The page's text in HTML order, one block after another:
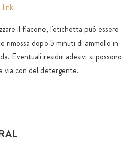
link
il flacone, l'etichetta può essere
rimossa dopo 5 minuti di ammollo in
Eventuali residui adesivi si possono
via con del detergente.